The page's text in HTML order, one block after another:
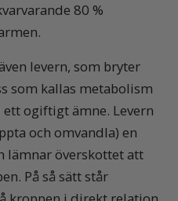
80 %
levern, som bryter
som kallas metabolism
ogiftigt ämne. Levern
och omvandla) en
lämnar överskottet att
På så sätt står